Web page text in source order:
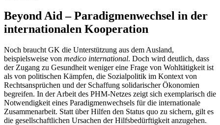
Beyond Aid – Paradigmenwechsel in der
internationalen Kooperation
Noch braucht GK die Unterstützung aus dem Ausland,
beispielsweise von medico international. Doch wird deutlich, dass
der Zugang zu Gesundheit weniger eine Frage von Wohltätigkeit ist
als von politischen Kämpfen, die Sozialpolitik im Kontext von
Rechtsansprüchen und der Schaffung solidarischer Ökonomien
begreifen. In der Arbeit des PHM-Netzes zeigt sich exemplarisch die
Notwendigkeit eines Paradigmenwechsels für die internationale
Zusammenarbeit. Statt über Hilfen den Status quo zu sichern, gilt es
die gesellschaftlichen Ursachen der Hilfsbedürftigkeit anzugehen.